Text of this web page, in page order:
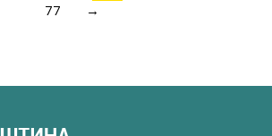
77
→